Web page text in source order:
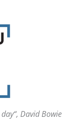
David Bowie